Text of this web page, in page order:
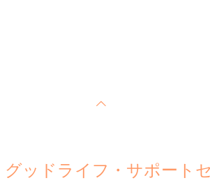
グッドライフ・サポート